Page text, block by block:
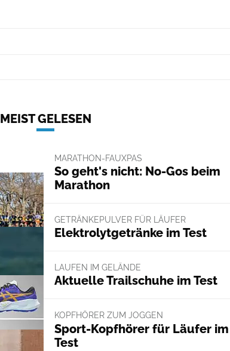
MEIST GELESEN
MARATHON-FAUXPAS
So geht's nicht: No-Gos beim
Marathon
GETRÄNKEPULVER FÜR LÄUFER
Elektrolytgetränke im Test
LAUFEN IM GELÄNDE
Aktuelle Trailschuhe im Test
KOPFHÖRER ZUM JOGGEN
Sport-Kopfhörer für Läufer im
Test